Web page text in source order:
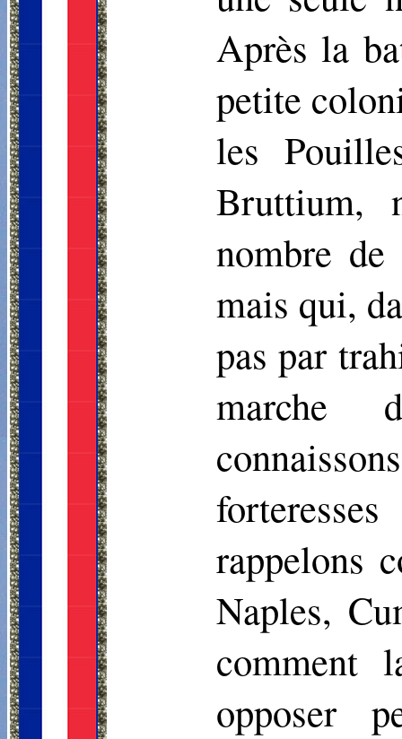
Après la
petite
les
Bruttium,
nombre de
mais qui,
pas par
marche
rappelons
Naples,
opposer